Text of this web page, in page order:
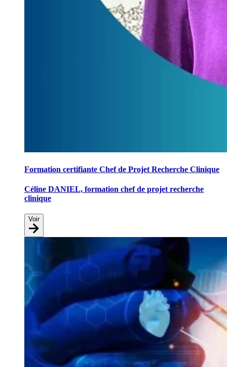
Formation certifiante Chef de Projet Recherche Clinique
Céline DANIEL, formation chef de projet recherche
clinique
Voir